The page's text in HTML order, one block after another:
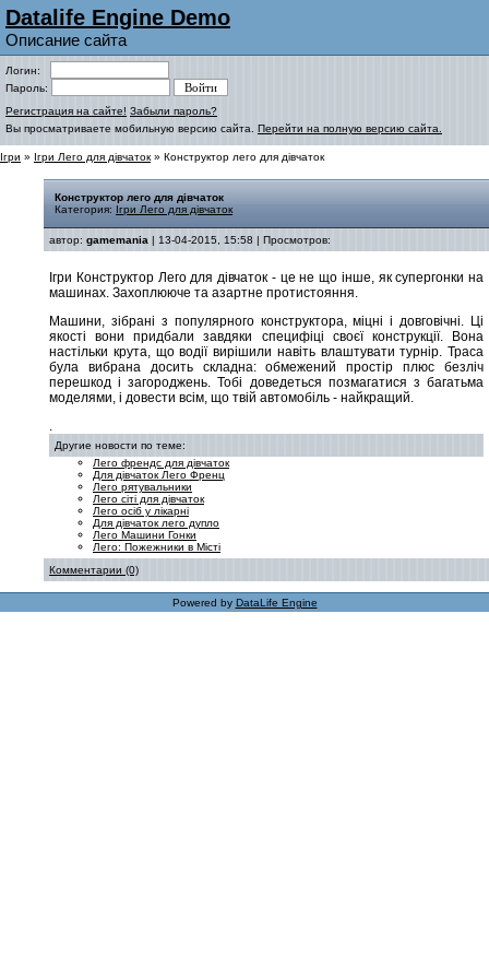
Datalife Engine Demo
Описание сайта
Логин:
Пароль:
Регистрация на сайте! Забыли пароль?
Вы просматриваете мобильную версию сайта. Перейти на полную версию сайта.
Ігри » Ігри Лего для дівчаток » Конструктор лего для дівчаток
Конструктор лего для дівчаток
Категория: Ігри Лего для дівчаток
автор: gamemania | 13-04-2015, 15:58 | Просмотров:
Ігри Конструктор Лего для дівчаток - це не що інше, як супергонки на
машинах. Захоплююче та азартне протистояння.
Машини, зібрані з популярного конструктора, міцні і довговічні. Ці
якості вони придбали завдяки специфіці своєї конструкції. Вона
настільки крута, що водії вирішили навіть влаштувати турнір. Траса
була вибрана досить складна: обмежений простір плюс безліч
перешкод і загороджень. Тобі доведеться позмагатися з багатьма
моделями, і довести всім, що твій автомобіль - найкращий.
.
Другие новости по теме:
Лего френдс для дівчаток
Для дівчаток Лего Френц
Лего рятувальники
Лего сіті для дівчаток
Лего осіб у лікарні
Для дівчаток лего дупло
Лего Машини Гонки
Лего: Пожежники в Місті
Комментарии (0)
Powered by DataLife Engine